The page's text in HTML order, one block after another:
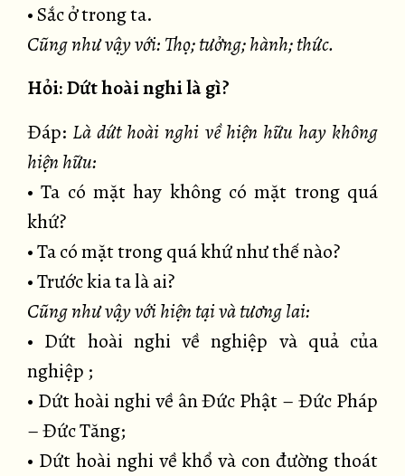
• Sắc ở trong ta.
Cũng như vậy với: Thọ; tưởng; hành; thức.
Hỏi: Dứt hoài nghi là gì?
Đáp: Là dứt hoài nghi về hiện hữu hay không
hiện hữu:
• Ta có mặt hay không có mặt trong quá
khứ?
• Ta có mặt trong quá khứ như thế nào?
• Trước kia ta là ai?
Cũng như vậy với hiện tại và tương lai:
• Dứt hoài nghi về nghiệp và quả của
nghiệp ;
• Dứt hoài nghi về ân Đức Phật – Đức Pháp
– Đức Tăng;
• Dứt hoài nghi về khổ và con đường thoát